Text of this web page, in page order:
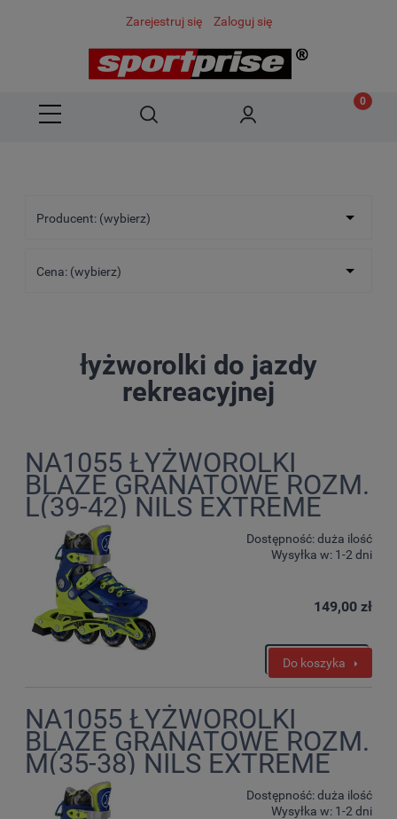
Zarejestruj się Zaloguj się
Producent: (wybierz)
Cena: (wybierz)
łyżworolki do jazdy
rekreacyjnej
NA1055 ŁYŻWOROLKI
BLAZE GRANATOWE ROZM.
L(39-42) NILS EXTREME
Dostępność:duża ilość
Wysyłka w: 1-2 dni
149,00 zł
Do koszyka
NA1055 ŁYŻWOROLKI
BLAZE GRANATOWE ROZM.
M(35-38) NILS EXTREME
Dostępność:duża ilość
Wysyłka w: 1-2 dni